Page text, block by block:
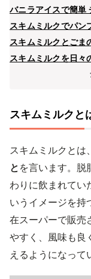
バニラアイスで簡単
スキムミルクでパン
スキムミルクとごま
スキムミルクを日々
スキムミルクと
スキムミルクとは、
と を言います。脱
わりに飲まれてい
いうイメージを持
在スーパーで販売
やすく、風味も良
えるようになって